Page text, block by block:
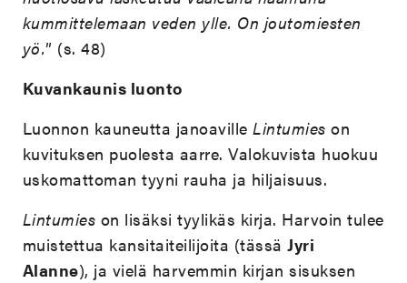
kummittelemaan veden ylle. On joutomiesten
yö.” (s. 48)
Kuvankaunis luonto
Luonnon kauneutta janoavilleLintumies on
kuvituksen puolesta aarre. Valokuvista huokuu
uskomattoman tyyni rauha ja hiljaisuus.
Lintumies on lisäksi tyylikäs kirja. Harvoin tulee
muistettua kansitaiteilijoita (tässäJyri
Alanne), ja vielä harvemmin kirjan sisuksen